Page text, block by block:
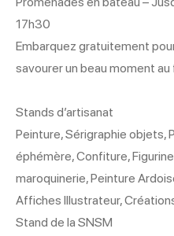
17h30
Embarquez gratuitement
savourer un beau moment au
Stands d’artisanat
Peinture, Sérigraphie objets,
éphémère, Confiture,
maroquinerie, Peinture
Affiches Illustrateur,
Stand de la SNSM